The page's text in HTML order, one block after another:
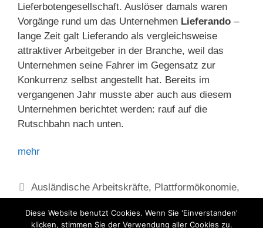
Lieferbotengesellschaft. Auslöser damals waren
Vorgänge rund um das Unternehmen Lieferando –
lange Zeit galt Lieferando als vergleichsweise
attraktiver Arbeitgeber in der Branche, weil das
Unternehmen seine Fahrer im Gegensatz zur
Konkurrenz selbst angestellt hat. Bereits im
vergangenen Jahr musste aber auch aus diesem
Unternehmen berichtet werden: rauf auf die
Rutschbahn nach unten.
mehr
Kategorien
Ausländische Arbeitskräfte, Plattformökonomie,
Diese Website benutzt Cookies. Wenn Sie 'Einverstanden'
klicken, stimmen Sie der Verwendung aller Cookies zu.